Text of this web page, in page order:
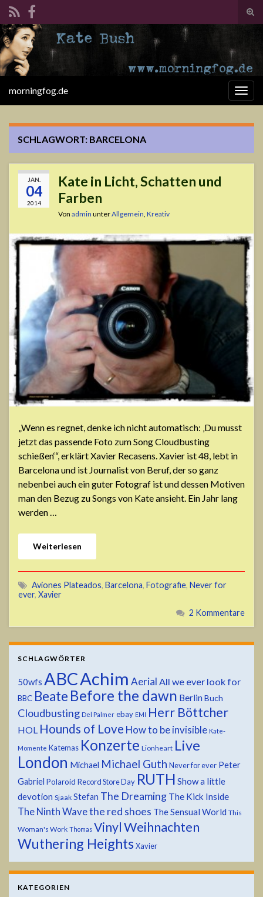
Search for:
morningfog.de
SCHLAGWORT: BARCELONA
JAN.
04
2014
Kate in Licht, Schatten und
Farben
Von admin unterAllgemein, Kreativ
„Wenn es regnet, denke ich nicht automatisch: ‚Du musst
jetzt das passende Foto zum Song Cloudbusting
schießen‘“, erklärt Xavier Recasens. Xavier ist 48, lebt in
Barcelona und ist Journalist von Beruf, der so ganz
nebenbei auch ein guter Fotograf ist und dessen Motiven
man den Bezug zu Songs von Kate ansieht. Ein Jahr lang
werden …
Weiterlesen
Aviones Plateados, Barcelona, Fotografie, Never for
ever, Xavier
2 Kommentare
SCHLAGWÖRTER
50wfs ABCAchim Aerial All we ever look for
BBC Beate Before the dawn Berlin Buch
Cloudbusting Del Palmer ebay EMI Herr Böttcher
HOL Hounds of Love How to be invisible Kate-
Momente Katemas Konzerte Lionheart Live
London Michael Michael Guth Never for ever Peter
Gabriel Polaroid Record Store Day RUTH Show a little
devotion Sjaak Stefan The Dreaming The Kick Inside
The Ninth Wavethe red shoes The Sensual World This
Woman's Work Thomas VinylWeihnachten
Wuthering Heights Xavier
KATEGORIEN